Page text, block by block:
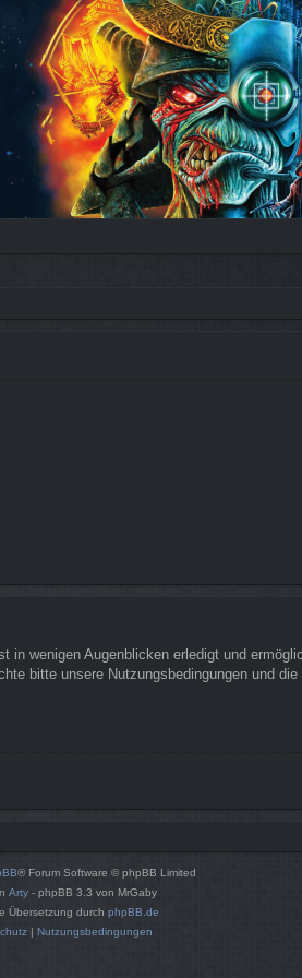
wenigen Augenblicken erledigt und
bitte unsere Nutzungsbedingungen und
® Forum Software © phpBB Limited
Arty - phpBB 3.3 von MrGaby
Übersetzung durch phpBB.de
| Nutzungsbedingungen